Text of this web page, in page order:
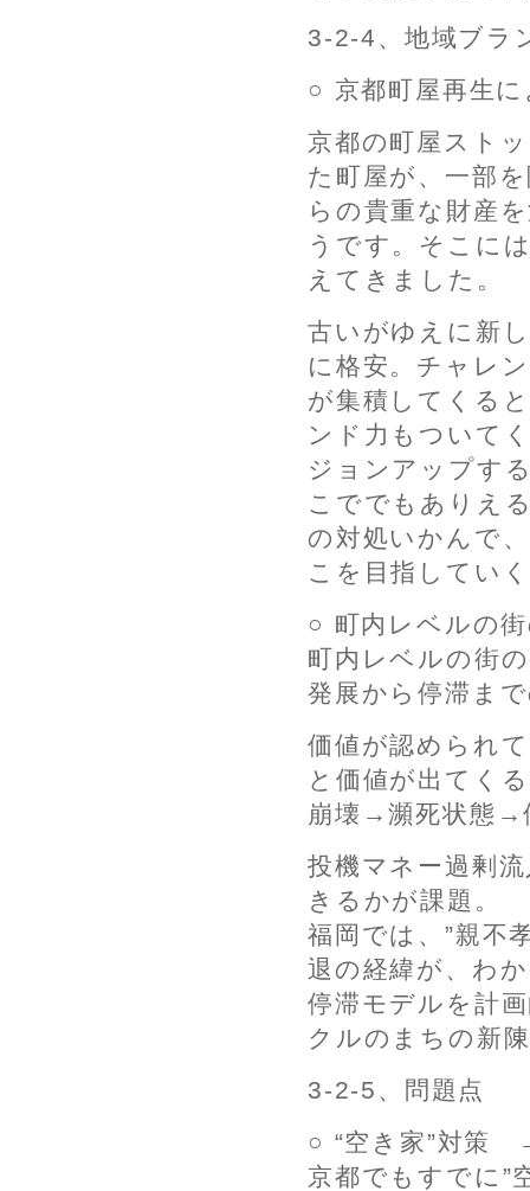
3-2-4、地域ブラ
○ 京都町屋再生
京都の町屋スト
た町屋が、一部
らの貴重な財産
うです。そこに
えてきました。
古いがゆえに新
に格安。チャレ
が集積してくる
ンド力もついて
ジョンアップす
こででもありえ
の対処いかんで
こを目指してい
○ 町内レベルの
町内レベルの街
発展から停滞ま
価値が認められ
と価値が出てく
崩壊→瀕死状態→
投機マネー過剰
きるかが課題。
福岡では、”親不
退の経緯が、わ
停滞モデルを計
クルのまちの新
3-2-5、問題点
○ “空き家”対策
京都でもすでに”